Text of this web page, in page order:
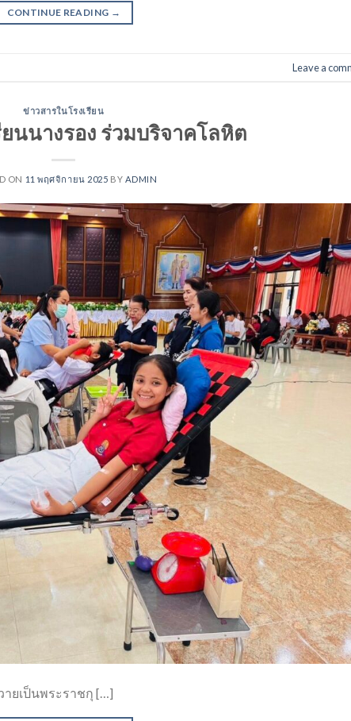
CONTINUE READING →
Leave a
ข่าวสารในโรงเรียน
ยนนางรอง ร่วมบริจาคโลหิต
ON 11 พฤศจิกายน 2025 BY ADMIN
ายเป็นพระราชกุ […]